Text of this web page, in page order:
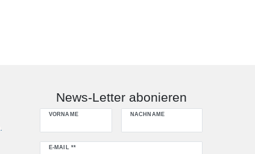
News-Letter abonieren
VORNAME NACHNAME
E-MAIL **
Newsletter